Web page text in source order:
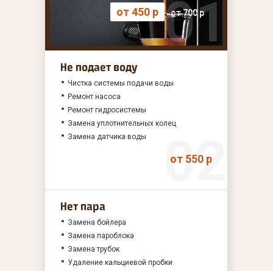
от 450 р от 700 р
Не подает воду
Чистка системы подачи воды
Ремонт насоса
Ремонт гидросистемы
Замена уплотнительных колец
Замена датчика воды
от 550 р
Нет пара
Замена бойлера
Замена пароблока
Замена трубок
Удаление кальциевой пробки